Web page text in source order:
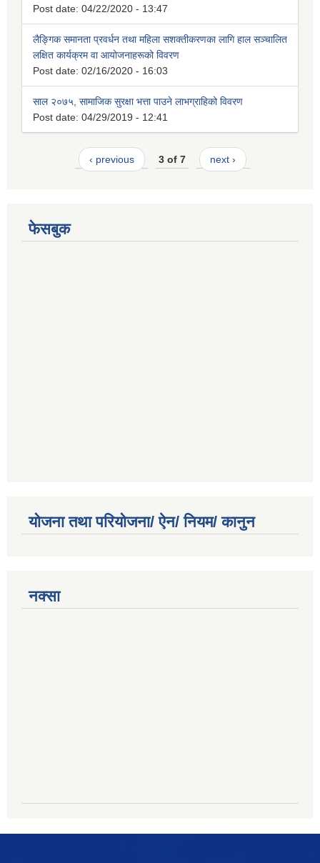
Post date: 04/22/2020 - 13:47
लैङ्गिक समानता प्रवर्धन तथा महिला सशक्तीकरणका लागि हाल सञ्चालित
लक्षित कार्यक्रम वा आयोजनाहरूको विवरण
Post date: 02/16/2020 - 16:03
साल २०७५, सामाजिक सुरक्षा भत्ता पाउने लाभग्राहिको विवरण
Post date: 04/29/2019 - 12:41
‹ previous 3 of 7 next ›
फेसबुक
योजना तथा परियोजना/ ऐन/ नियम/ कानुन
नक्सा